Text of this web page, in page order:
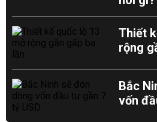
Thiết
rộng
Bắc
vốn